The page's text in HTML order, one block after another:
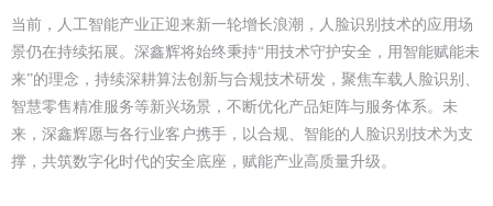
当前，人工智能产业正迎来新一轮增长浪潮，人脸识别技术的应用场
景仍在持续拓展。深鑫辉将始终秉持“用技术守护安全，用智能赋能未
来”的理念，持续深耕算法创新与合规技术研发，聚焦车载人脸识别、
智慧零售精准服务等新兴场景，不断优化产品矩阵与服务体系。未
来，深鑫辉愿与各行业客户携手，以合规、智能的人脸识别技术为支
撑，共筑数字化时代的安全底座，赋能产业高质量升级。